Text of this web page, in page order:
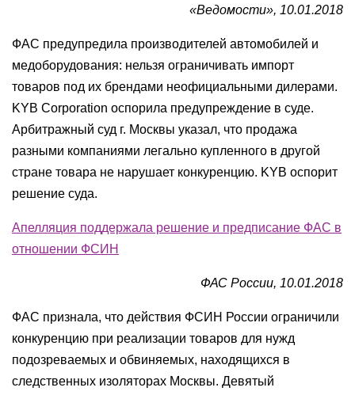
«Ведомости», 10.01.2018
ФАС предупредила производителей автомобилей и
медоборудования: нельзя ограничивать импорт
товаров под их брендами неофициальными дилерами.
KYB Corporation оспорила предупреждение в суде.
Арбитражный суд г. Москвы указал, что продажа
разными компаниями легально купленного в другой
стране товара не нарушает конкуренцию. KYB оспорит
решение суда.
Апелляция поддержала решение и предписание ФАС в
отношении ФСИН
ФАС России, 10.01.2018
ФАС признала, что действия ФСИН России ограничили
конкуренцию при реализации товаров для нужд
подозреваемых и обвиняемых, находящихся в
следственных изоляторах Москвы. Девятый